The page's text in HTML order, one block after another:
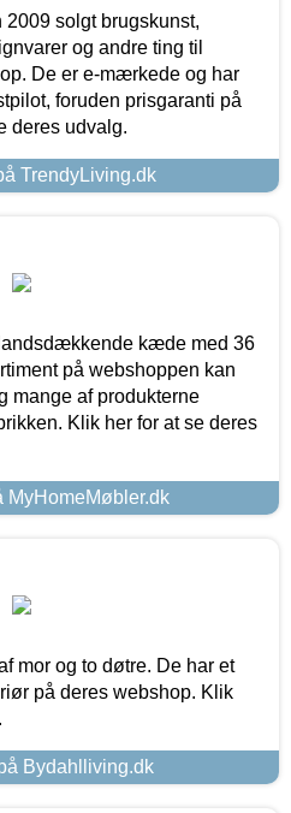
solgt brugskunst,
og andre ting til
De er e-mærkede og har
foruden prisgaranti på
deres udvalg.
TrendyLiving.dk
kæde med 36
på webshoppen kan
mange af produkterne
Klik her for at se deres
MyHomeMøbler.dk
mor og to døtre. De har et
på deres webshop. Klik
Bydahlliving.dk